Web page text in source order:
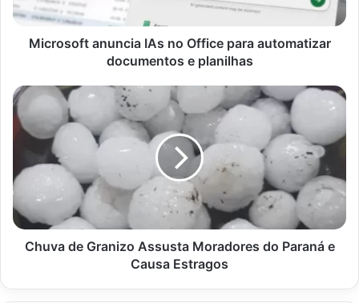
documentos
planilhas
Microsoft anuncia IAs no Office para automatizar
documentos e planilhas
Chuva
de
Granizo
Assusta
Moradores
do
Paraná
e
Causa
Estragos
Chuva de Granizo Assusta Moradores do Paraná e
Causa Estragos